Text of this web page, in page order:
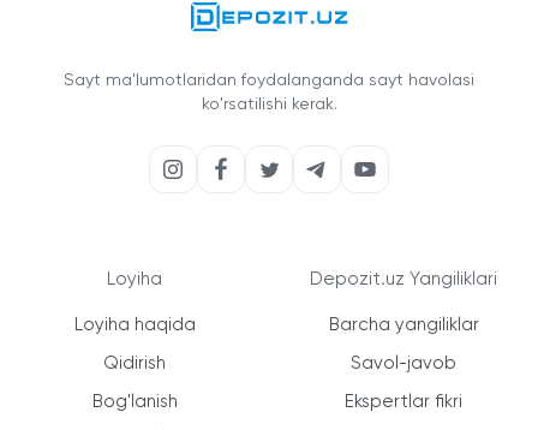
Sayt ma'lumotlaridan foydalanganda sayt havolasi
ko'rsatilishi kerak.
Loyiha
Loyiha haqida
Qidirish
Bog'lanish
Depozit.uz Yangiliklari
Barcha yangiliklar
Savol-javob
Ekspertlar fikri